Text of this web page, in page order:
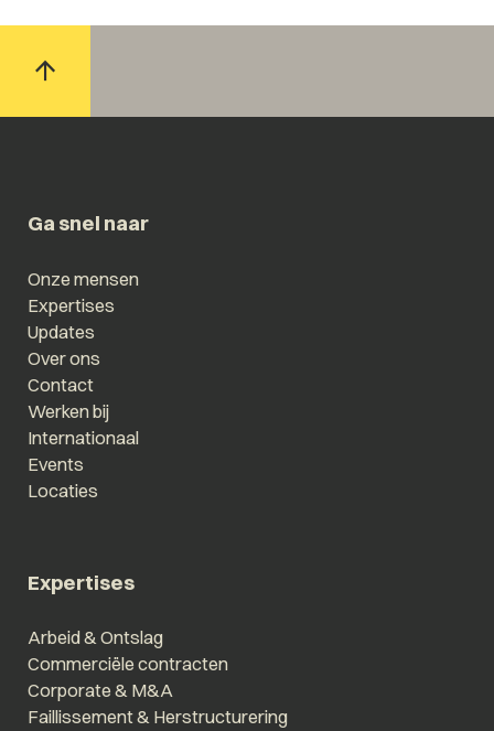
Ga snel naar
Onze mensen
Expertises
Updates
Over ons
Contact
Werken bij
Internationaal
Events
Locaties
Expertises
Arbeid & Ontslag
Commerciële contracten
Corporate & M&A
Faillissement & Herstructurering